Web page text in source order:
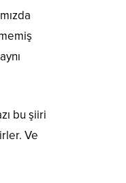
bu şiiri
Ve